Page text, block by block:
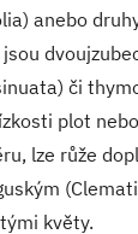
anebo
či
plot
lze růže
květy.